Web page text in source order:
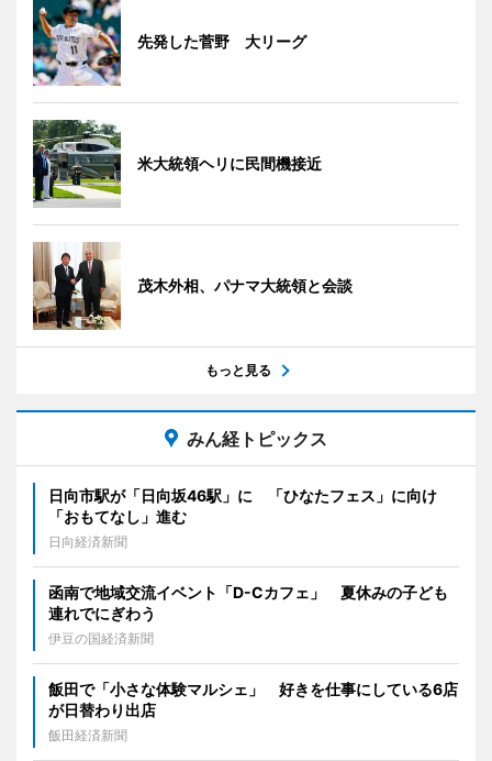
先発した菅野 大リーグ
米大統領ヘリに民間機接近
茂木外相、パナマ大統領と会談
もっと見る
みん経トピックス
日向市駅が「日向坂46駅」に 「ひなたフェス」に向け
「おもてなし」進む
日向経済新聞
函南で地域交流イベント「D-Cカフェ」 夏休みの子ども
連れでにぎわう
伊豆の国経済新聞
飯田で「小さな体験マルシェ」 好きを仕事にしている6店
が日替わり出店
飯田経済新聞